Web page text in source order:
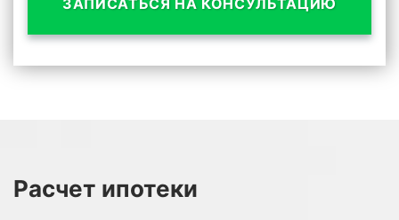
ЗАПИСАТЬСЯ НА КОНСУЛЬТАЦИЮ
Расчет ипотеки